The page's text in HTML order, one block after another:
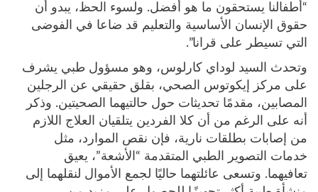
“أطفالنا يستحقون ما هو أفضل. ولسوء الحظ، يبدو أن
حقوق الإنسان الأساسية والتعليم قد ضاعا في الفوضى
التي تسيطر على قرانا”.
وتحدث السيد لوداي كارلوس، وهو مسؤول طبي يشرف
على مركز إيكوتوس الصحي، بقلق حقيقي عن الرجلين
المصابين، مقدمًا تحديثات حول حالتيهما الصحيتين. وذكر
أنه على الرغم من أن كلا الفردين يتلقيان العلاج اللازم
من إصابات بطلقات نارية، فإن نقص الموارد، مثل
خدمات التصوير الطبي المتقدمة “الأشعة”، يعيق
تعافيهما. وتسعى عائلتهما حاليًا لجمع الأموال لنقلهما إلى